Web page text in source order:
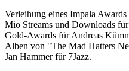
Verleihung eines Impala
Mio Streams und Downloads
Gold-Awards für Andreas
Alben von "The Mad Hatters
Jan Hammer für 7Jazz.